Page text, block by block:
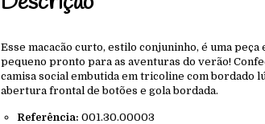
Esse macacão curto, estilo conjuninho, é uma
pequeno pronto para as aventuras do verão!
camisa social embutida em tricoline com bordado
abertura frontal de botões e gola bordada.
Referência: 001.30.00003